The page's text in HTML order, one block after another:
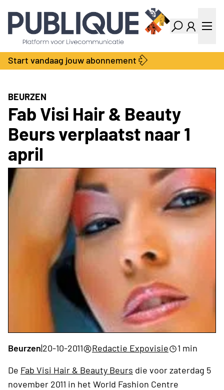
Industry Dashboard
Vacatures
Kalender
Producten
Bedrijvengids
Locatie Finder
Contact
Over ons
Adverteren
Abonnementen
Start vandaag jouw abonnement
BEURZEN
Fab Visi Hair & Beauty
Beurs verplaatst naar 1
april
Beurzen|20-10-2011 Redactie Expovisie
1 min
De Fab Visi Hair & Beauty Beurs die voor zaterdag 5
november 2011 in het World Fashion Centre